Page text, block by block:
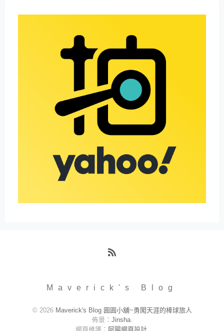
Maverick's Blog
© 2026 Maverick's Blog 圓圓小舖~勇闖天涯的棒球旅人
佈景： Jinsha.
網頁維護： 阿腸網頁設計.